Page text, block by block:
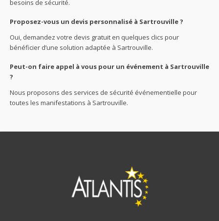
besoins de sécurité.
Proposez-vous un devis personnalisé à Sartrouville ?
Oui, demandez votre devis gratuit en quelques clics pour
bénéficier d’une solution adaptée à Sartrouville.
Peut-on faire appel à vous pour un événement à Sartrouville
?
Nous proposons des services de sécurité événementielle pour
toutes les manifestations à Sartrouville.